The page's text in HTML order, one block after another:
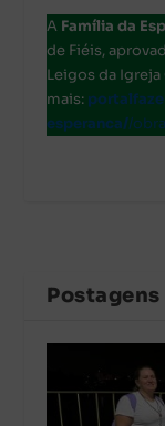
A Família da
de Fiéis,
Leigos da
mais:
esperanca//